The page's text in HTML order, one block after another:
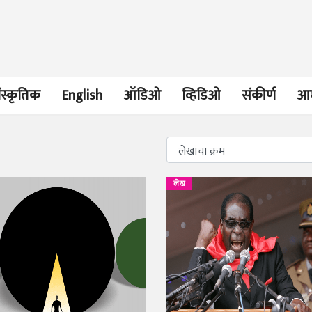
English ऑडिओ व्हिडिओ संकीर्ण
लेख
भाषण
'चीन भेटीतील भाषणे' या
पुस्तकाचा प्रकाशनसोहळा
सानिया कर्णिक, सतीश बागल,
नीती बडवे, भानू काळे
30 Jul 2026
एक सक्षम आणि जागतिक
दर्जाची शिक्षणव्यवस्था ही
व्यक्तिवेध
मूर्त दृश्याला
देणारा चित्रकार
सोमनाथ
17 Jul 2026
भाषण
ज्येष्ठांचा
रुग्णशुश्रूषा :
डॉ. दिलीप शिंदे